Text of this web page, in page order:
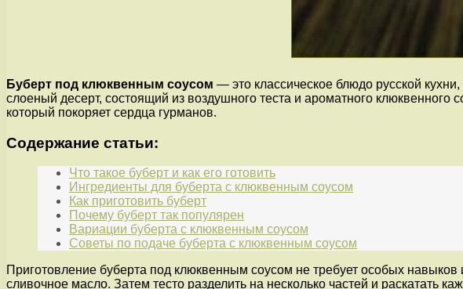
Буберт под клюквенным соусом — это классическое блюдо русской
слоеный десерт, состоящий из воздушного теста и ароматного
который покоряет сердца гурманов.
Содержание статьи:
Что такое буберт и как его готовить
Ингредиенты для буберта с клюквенным соусом
Как приготовить буберт
Почему буберт так популярен
Вариации буберта с клюквенным соусом
Советы по подаче буберта с клюквенным соусом
Приготовление буберта под клюквенным соусом не требует особых
сливочное масло. Затем тесто разделить на несколько частей и раскатать